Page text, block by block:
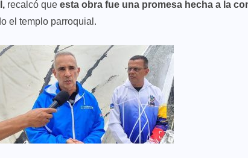
recalcó que esta obra fue una promesa hecha a la
el templo parroquial.